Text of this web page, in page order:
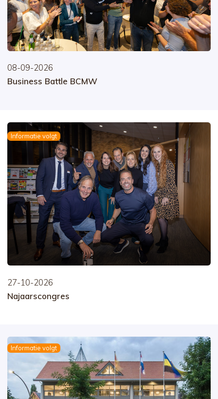
08-09-2026
Business Battle BCMW
Informatie volgt
27-10-2026
Najaarscongres
Informatie volgt